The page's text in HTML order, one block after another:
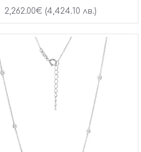
2,262.00€ (4,424.10 лв.)